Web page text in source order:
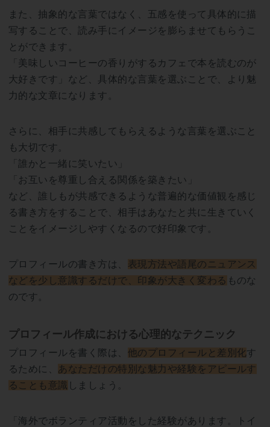
また、抽象的な言葉ではなく、五感を使って具体的に描
写することで、読み手にイメージを膨らませてもらうこ
とができます。
「美味しいコーヒーの香りがするカフェで本を読むのが
大好きです」など、具体的な言葉を選ぶことで、より魅
力的な文章になります。
さらに、相手に共感してもらえるような言葉を選ぶこと
も大切です。
「誰かと一緒に笑いたい」
「お互いを尊重し合える関係を築きたい」
など、誰しもが共感できるような普遍的な価値観を感じ
る書き方をすることで、相手はあなたと共に生きていく
ことをイメージしやすくなるので好印象です。
プロフィールの書き方は、 表現方法や語尾のニュアンス
などを少し意識するだけで、印象が大きく変わる ものな
のです。
プロフィール作成における心理的なテクニック
プロフィールを書く際は、 他のプロフィールと差別化す
るために、 あなただけの特別な魅力や経験をアピールす
ることも意識
しましょう。
「海外でボランティア活動をした経験があります。トイ